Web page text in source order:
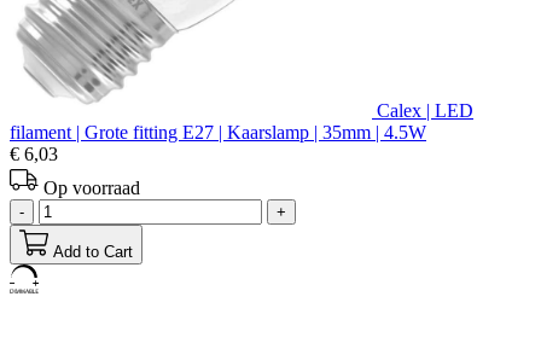
Calex | LED
filament | Grote fitting E27 | Kaarslamp | 35mm | 4.5W
€ 6,03
Op voorraad
- +
Add to Cart